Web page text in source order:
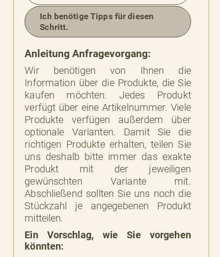
Ich benötige Tipps für diesen
Schritt.
Anleitung Anfragevorgang:
Wir benötigen von Ihnen die
Information über die Produkte, die Sie
kaufen möchten. Jedes Produkt
verfügt über eine Artikelnummer. Viele
Produkte verfügen außerdem über
optionale Varianten. Damit Sie die
richtigen Produkte erhalten, teilen Sie
uns deshalb bitte immer das exakte
Produkt mit der jeweiligen
gewünschten Variante mit.
Abschließend sollten Sie uns noch die
Stückzahl je angegebenen Produkt
mitteilen.
Ein Vorschlag, wie Sie vorgehen
könnten: